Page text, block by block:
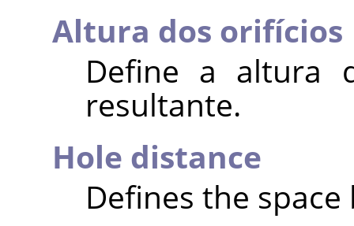
Altura dos orifícios
Define a altura
resultante.
Hole distance
Defines the